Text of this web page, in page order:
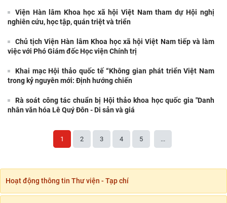
Viện Hàn lâm Khoa học xã hội Việt Nam tham dự Hội nghị
nghiên cứu, học tập, quán triệt và triển
Chủ tịch Viện Hàn lâm Khoa học xã hội Việt Nam tiếp và làm
việc với Phó Giám đốc Học viện Chính trị
Khai mạc Hội thảo quốc tế “Không gian phát triển Việt Nam
trong kỷ nguyên mới: Định hướng chiến
Rà soát công tác chuẩn bị Hội thảo khoa học quốc gia "Danh
nhân văn hóa Lê Quý Đôn - Di sản và giá
1 2 3 4 5 ...
Hoạt động thông tin Thư viện - Tạp chí
Hội thảo khoa học quốc tế: “Nền kinh tế độc
lập, tự chủ: Sáng kiến của Cộng hòa Dân chủ
Nhân dân
Viện Hàn lâm Khoa học xã hội Việt Nam và
ký Thỏa
Nam thăm và làm việc tại Viện Khoa học Kinh
tế và Xã hội
Lễ ký kết Thỏa thuận hợp tác giữa Viện Hàn
lâm Khoa học xã hội Việt Nam và Tỉnh ủy Cao
Nguyên làm việc với Sở Khoa học và Công
nghệ tỉnh Khánh